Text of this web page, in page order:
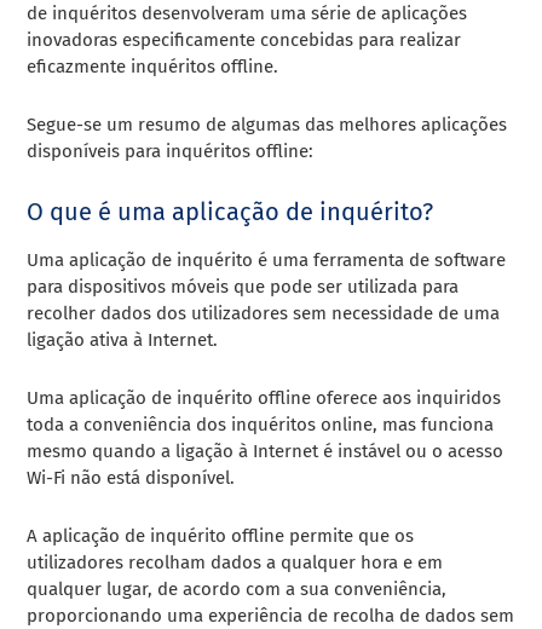
de inquéritos desenvolveram uma série de aplicações
inovadoras especificamente concebidas para realizar
eficazmente inquéritos offline.
Segue-se um resumo de algumas das melhores aplicações
disponíveis para inquéritos offline:
O que é uma aplicação de inquérito?
Uma aplicação de inquérito é uma ferramenta de software
para dispositivos móveis que pode ser utilizada para
recolher dados dos utilizadores sem necessidade de uma
ligação ativa à Internet.
Uma aplicação de inquérito offline oferece aos inquiridos
toda a conveniência dos inquéritos online, mas funciona
mesmo quando a ligação à Internet é instável ou o acesso
Wi-Fi não está disponível.
A aplicação de inquérito offline permite que os
utilizadores recolham dados a qualquer hora e em
qualquer lugar, de acordo com a sua conveniência,
proporcionando uma experiência de recolha de dados sem